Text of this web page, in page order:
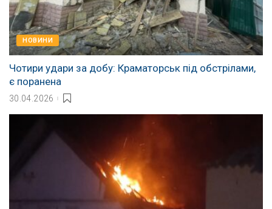
НОВИНИ
Чотири удари за добу: Краматорськ під обстрілами,
є поранена
30.04.2026